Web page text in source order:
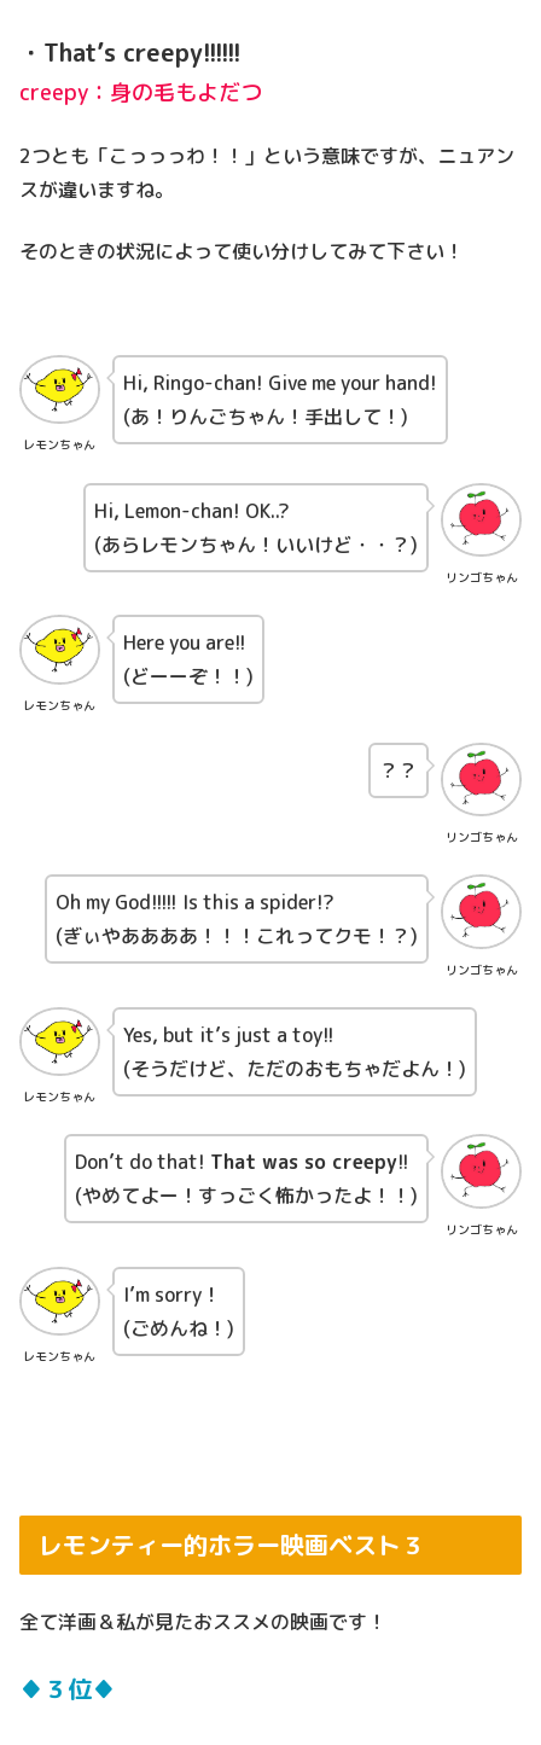
・That’s creepy!!!!!!
creepy：身の毛もよだつ
2つとも「こっっっわ！！」という意味ですが、ニュアン
スが違いますね。
そのときの状況によって使い分けしてみて下さい！
レモンちゃん
Hi, Ringo-chan! Give me your hand!
(あ！りんごちゃん！手出して！)
リンゴちゃん
Hi, Lemon-chan! OK..?
(あらレモンちゃん！いいけど・・？)
レモンちゃん
Here you are!!
(どーーぞ！！)
リンゴちゃん
？？
リンゴちゃん
Oh my God!!!!! Is this a spider!?
(ぎぃやああああ！！！これってクモ！？)
レモンちゃん
Yes, but it’s just a toy!!
(そうだけど、ただのおもちゃだよん！)
リンゴちゃん
Don’t do that! That was so creepy!!
(やめてよー！すっごく怖かったよ！！)
レモンちゃん
I’m sorry！
(ごめんね！)
レモンティー的ホラー映画ベスト３
全て洋画＆私が見たおススメの映画です！
♦３位♦